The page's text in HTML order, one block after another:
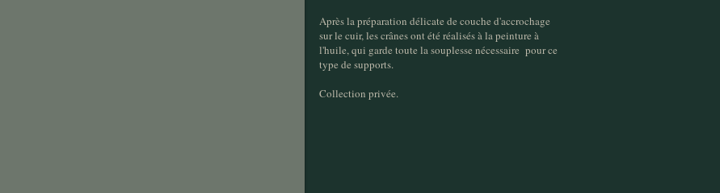
Après la préparation délicate de couche d'accrochage
sur le cuir, les crânes ont été réalisés à la peinture à
l'huile, qui garde toute la souplesse nécessaire pour ce
type de supports.
Collection privée.